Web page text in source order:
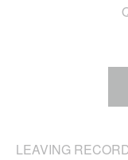
LEAVING